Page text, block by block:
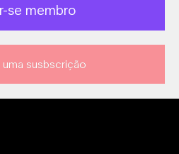
se membro
susbscrição